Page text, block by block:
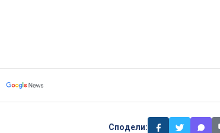
Сподели: